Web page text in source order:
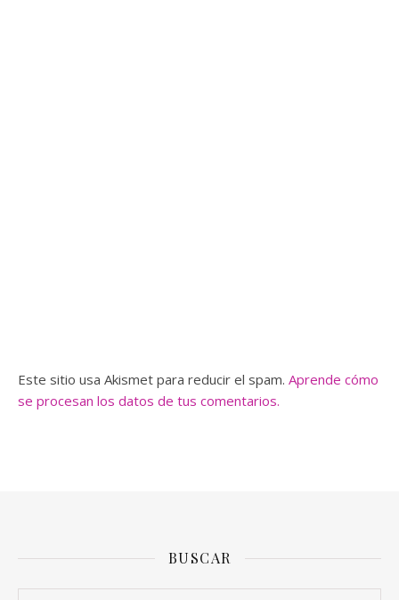
Este sitio usa Akismet para reducir el spam. Aprende cómo
se procesan los datos de tus comentarios.
BUSCAR